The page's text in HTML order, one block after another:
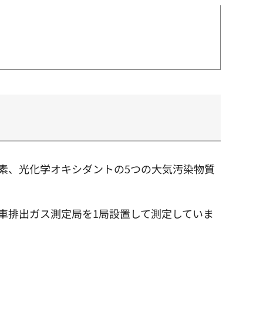
、光化学オキシダントの5つの大気汚染物質
出ガス測定局を1局設置して測定していま